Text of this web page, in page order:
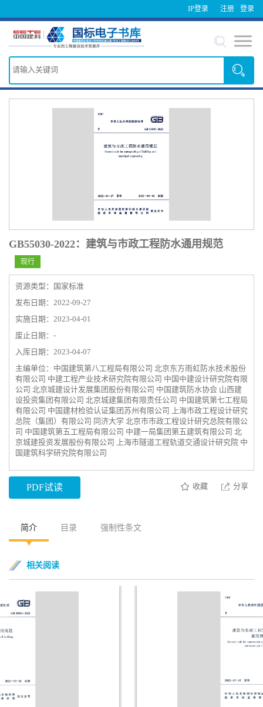
IP登录 登录
注册
GB55030-2022：建筑与市政工程防水通用规范
现行
资源类型：国家标准
发布日期：2022-09-27
实施日期：2023-04-01
废止日期：-
入库日期：2023-04-07
主编单位：中国建筑第八工程局有限公司 北京东方雨虹防水技术股份
有限公司 中建工程产业技术研究院有限公司 中国中建设计研究院有限
公司 北京城建设计发展集团股份有限公司 中国建筑防水协会 山西建
设投资集团有限公司 北京城建集团有限责任公司 中国建筑第七工程局
有限公司 中国建材检验认证集团苏州有限公司 上海市政工程设计研究
总院（集团）有限公司 同济大学 北京市市政工程设计研究总院有限公
司 中国建筑第五工程局有限公司 中建一局集团第五建筑有限公司 北
京城建投资发展股份有限公司 上海市隧道工程轨道交通设计研究院 中
国建筑科学研究院有限公司
PDF试读 收藏 分享
简介 目录 强制性条文
相关阅读